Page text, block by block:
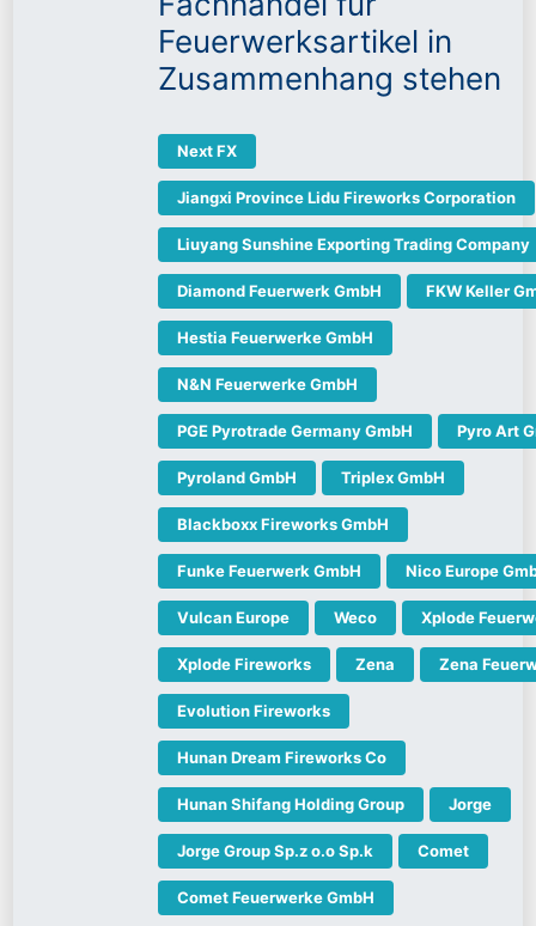
Feuerwerksartikel in
Zusammenhang stehen
Next FX
Jiangxi Province Lidu Fireworks Corporation
Liuyang Sunshine Exporting Trading Company
Diamond Feuerwerk GmbH FKW Keller
Hestia Feuerwerke GmbH
N&N Feuerwerke GmbH
PGE Pyrotrade Germany GmbH Pyro Art
Pyroland GmbH Triplex GmbH
Blackboxx Fireworks GmbH
Funke Feuerwerk GmbH Nico Europe
Vulcan Europe Weco Xplode
Xplode Fireworks Zena Zena
Evolution Fireworks
Hunan Dream Fireworks Co
Hunan Shifang Holding Group Jorge
Jorge Group Sp.z o.o Sp.k Comet
Comet Feuerwerke GmbH